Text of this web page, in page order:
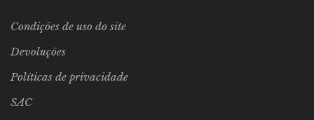
Condições de uso do site
Devoluções
Políticas de privacidade
SAC